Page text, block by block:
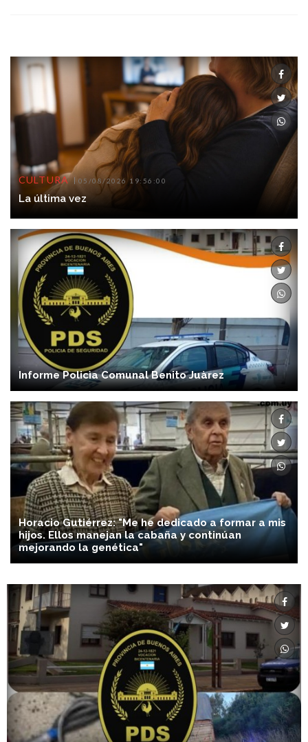
CULTURA 05/08/2026 19:56:00
La última vez
Informe Policìa Comunal Benito Juàrez
Horacio Gutiérrez: "Me he dedicado a formar a mis
hijos. Ellos manejan la cabaña y continúan
mejorando la genética"